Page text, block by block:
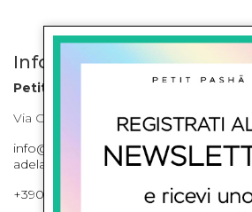
Info contatti
Petit Pasha
Via Cilea, 255 Napoli Corso Umberto I
info@petitpasha.com,
adelaide.petitpasha@hotmail.com
+39081643421 , +390812351280